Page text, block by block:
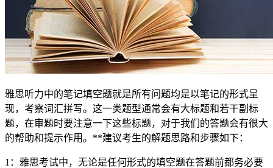
雅思听力中的笔记填空题就是所有问题均是以笔记的形式呈
现，考察词汇拼写。这一类题型通常会有大标题和若干副标
题，在审题时要注意一下这些标题，对于我们的答题会有很大
的帮助和提示作用。**建议考生的解题思路和步骤如下：
1：雅思考试中，无论是任何形式的填空题在答题前都务必要